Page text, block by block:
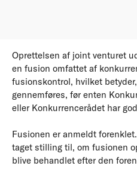
Oprettelsen af joint venturet
en fusion omfattet af
fusionskontrol, hvilket
gennemføres, før enten
eller Konkurrencerådet har
Fusionen er anmeldt
taget stilling til, om fusionen
blive behandlet efter den